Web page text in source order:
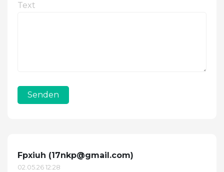
Text
Senden
Fpxiuh (17nkp@gmail.com)
02.05.26 12:28